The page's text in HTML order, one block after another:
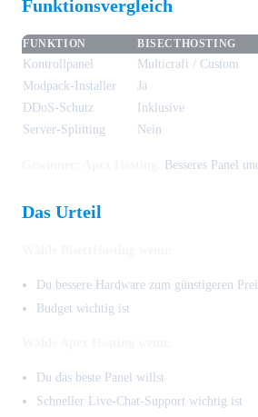
Funktionsvergleich
FUNKTION BISECTHOSTING
Kontrollpanel Multicraft / Custom
Modpack-Installer
Ja
DDoS-Schutz
Inklusive
Server-Splitting
Nein
Besseres Panel
Das Urteil
Du bessere Hardware zum günstigeren
Budget wichtig ist
Du das beste Panel willst
Schneller Live-Chat-Support wichtig ist